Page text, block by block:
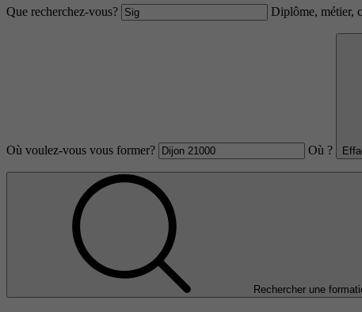
Que recherchez-vous? Diplôme, métier,
Où voulez-vous vous former? Où ?
Rechercher une